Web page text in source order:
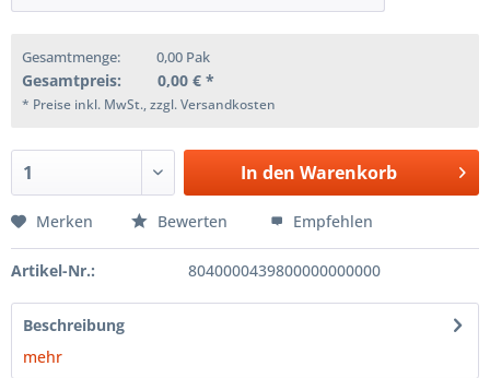
Gesamtmenge: 0,00 Pak
Gesamtpreis: 0,00 € *
* Preise inkl. MwSt., zzgl. Versandkosten
In den Warenkorb
Merken Bewerten Empfehlen
Artikel-Nr.: 8040000439800000000000
Beschreibung
mehr